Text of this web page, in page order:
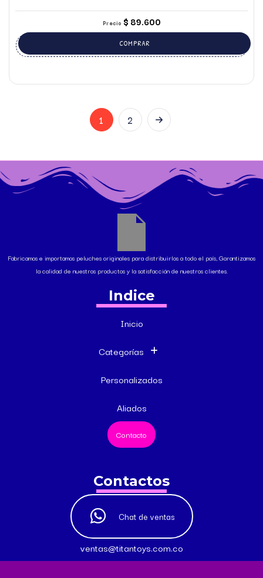
Precio $ 89.600
COMPRAR
1 2
Fabricamos e importamos peluches originales para distribuirlos a todo el país, Garantizamos
la calidad de nuestros productos y la satisfacción de nuestros clientes.
Indice
Inicio
Categorías
Personalizados
Aliados
Contacto
Contactos
Chat de ventas
ventas@titantoys.com.co